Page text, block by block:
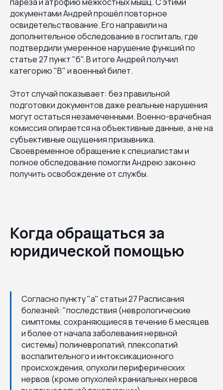
документами Андрей прошёл повторное
освидетельствование. Его направили на
дополнительное обследование в госпиталь, где
подтвердили умеренное нарушение функций по
статье 27 пункт "б". В итоге Андрей получил
категорию "В" и военный билет.
Этот случай показывает: без правильной
подготовки документов даже реальные нарушения
могут остаться незамеченными. Военно-врачебная
комиссия опирается на объективные данные, а не на
субъективные ощущения призывника.
Своевременное обращение к специалистам и
полное обследование помогли Андрею законно
получить освобождение от службы.
Когда обращаться за
юридической помощью
Согласно пункту "а" статьи 27 Расписания
болезней: "последствия (неврологические
симптомы, сохраняющиеся в течение 6 месяцев
и более от начала заболевания нервной
системы) полиневропатий, плексопатий
воспалительного и интоксикационного
происхождения, опухоли периферических
нервов (кроме опухолей краниальных нервов